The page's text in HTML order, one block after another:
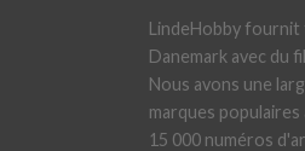
LindeHobby fournit
Danemark avec du
Nous avons une
marques populaires
15 000 numéros